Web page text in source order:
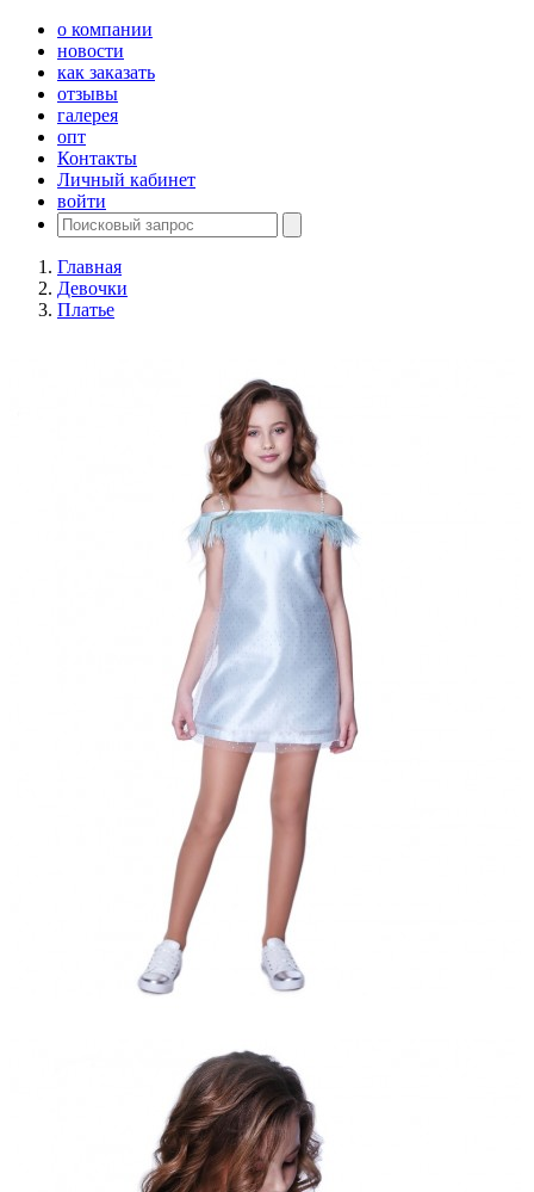
о компании
новости
как заказать
отзывы
галерея
опт
Контакты
Личный кабинет
войти
Главная
Девочки
Платье